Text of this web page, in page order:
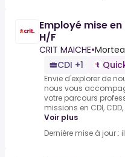
Employé mise
H/F
CRIT MAICHE•
CDI +1
Envie d'explorer de
nous vous
votre parcours
missions en CDI,
Voir plus
Dernière mise à jour :